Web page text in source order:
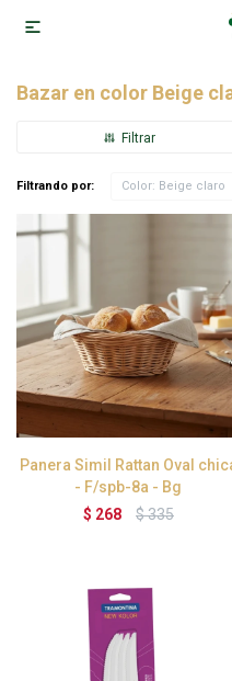

Bazar en color Beige
Filtrando por: Color: Beige claro
Panera Simil Rattan Oval
- F/spb-8a - Bg
$ 268 $335